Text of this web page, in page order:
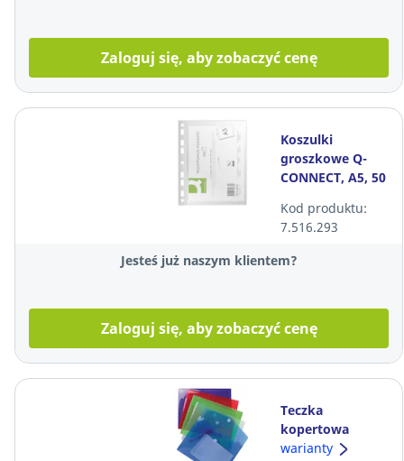
Zaloguj się, aby zobaczyć cenę
Koszulki
groszkowe Q-
CONNECT, A5, 50
sztuk
Kod produktu:
7.516.293
Jesteś już naszym klientem?
Zaloguj się, aby zobaczyć cenę
Teczka
kopertowa
EXACOMPTA A4,
warianty